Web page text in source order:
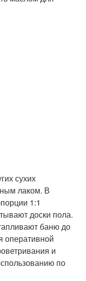
сухих
лаком. В
1:1
доски пола.
баню до
оперативной
и
по